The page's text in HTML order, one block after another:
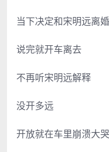
当下决定和宋明远离婚
说完就开车离去
不再听宋明远解释
没开多远
开放就在车里崩溃大哭